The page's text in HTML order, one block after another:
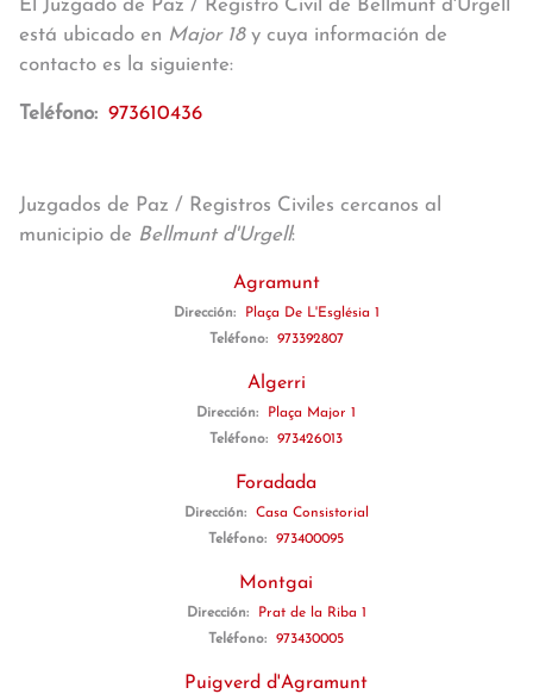
El Juzgado de Paz / Registro Civil de Bellmunt d'Urgell
está ubicado en Major 18y cuya información de
contacto es la siguiente:
Teléfono: 973610436
Juzgados de Paz / Registros Civiles cercanos al
municipio de Bellmunt d'Urgell:
Agramunt
Dirección:
Plaça De L'Església 1
Teléfono:
973392807
Algerri
Dirección:
Plaça Major 1
Teléfono:
973426013
Foradada
Dirección:
Casa Consistorial
Teléfono:
973400095
Montgai
Dirección:
Prat de la Riba 1
Teléfono:
973430005
Puigverd d'Agramunt